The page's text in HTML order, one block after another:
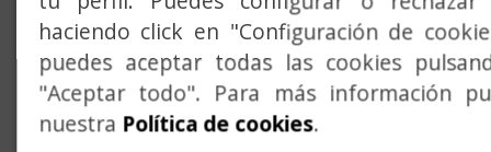
Bluetoothcon cifrado avanzado AES 256. La
máxima seguridad con uno de los algoritmos más
robustos de la actualidad.
CARACTERÍSTICAS TÉCNICAS
haciendo click en "Configuración de
puedes aceptar todas las cookies
"Aceptar todo". Para más información
nuestra Política de cookies.